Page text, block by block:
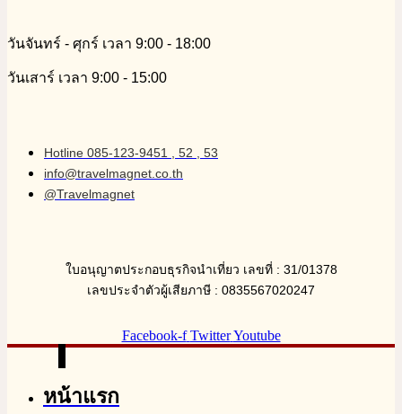
วันจันทร์ - ศุกร์ เวลา 9:00 - 18:00
วันเสาร์ เวลา 9:00 - 15:00
Hotline 085-123-9451 , 52 , 53
info@travelmagnet.co.th
@Travelmagnet
ใบอนุญาตประกอบธุรกิจนำเที่ยว เลขที่ : 31/01378
เลขประจำตัวผู้เสียภาษี : 0835567020247
Facebook-f Twitter Youtube
หน้าแรก